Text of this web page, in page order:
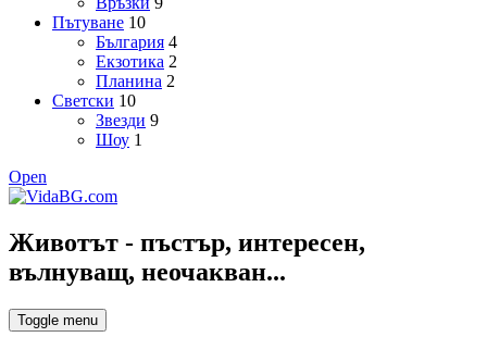
Пътуване 10
България 4
Екзотика 2
Планина 2
Светски 10
Звезди 9
Шоу 1
Open
Животът - пъстър, интересен,
вълнуващ, неочакван...
Toggle menu